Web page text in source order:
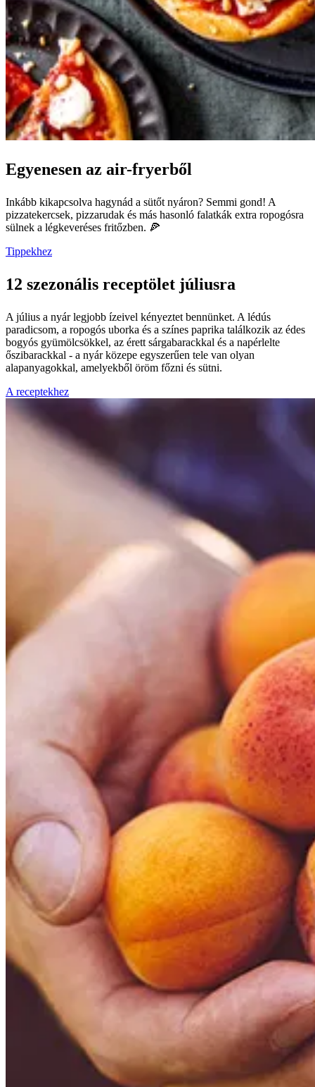
Egyenesen az air-fryerből
Inkább kikapcsolva hagynád a sütőt nyáron? Semmi gond! A
pizzatekercsek, pizzarudak és más hasonló falatkák extra ropogósra
sülnek a légkeveréses fritőzben. 🍕
Tippekhez
12 szezonális receptölet júliusra
A július a nyár legjobb ízeivel kényeztet bennünket. A lédús
paradicsom, a ropogós uborka és a színes paprika találkozik az édes
bogyós gyümölcsökkel, az érett sárgabarackkal és a napérlelte
őszibarackkal - a nyár közepe egyszerűen tele van olyan
alapanyagokkal, amelyekből öröm főzni és sütni.
A receptekhez